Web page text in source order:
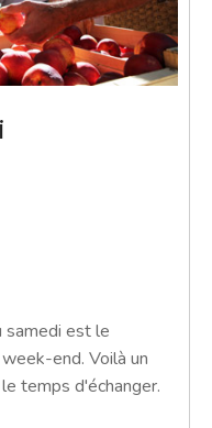
samedi est le
end. Voilà un
temps d'échanger.